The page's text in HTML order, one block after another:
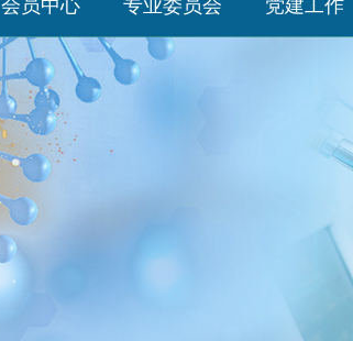
会员中心 专业委员会 党建工作